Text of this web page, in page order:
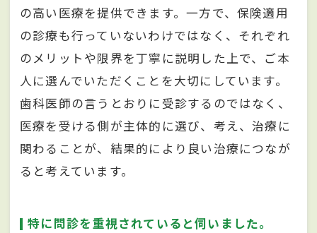
の高い医療を提供できます。一方で、保険適用
の診療も行っていないわけではなく、それぞれ
のメリットや限界を丁寧に説明した上で、ご本
人に選んでいただくことを大切にしています。
歯科医師の言うとおりに受診するのではなく、
医療を受ける側が主体的に選び、考え、治療に
関わることが、結果的により良い治療につなが
ると考えています。
特に問診を重視されていると伺いました。